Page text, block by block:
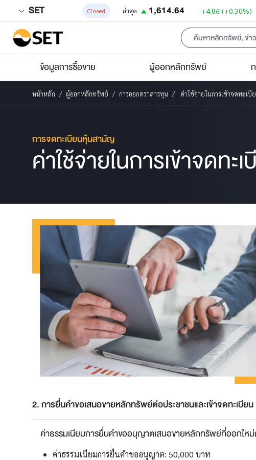
SET Closed ล่าสุด 1,614.64 +4.86 (+0.30%)
ข้อมูลการซื้อขาย ผู้ออกหลักทรัพย์
หน้าหลัก ผู้ออกหลักทรัพย์ การออกตราสารทุน ค่าใช้จ่ายในการเข้าจดทะเ
การจดทะเบียนหุ้นสามัญ
ค่าใช้จ่ายในการเข้าจดทะ
2. การยื่นคำขอเสนอขายหลักทรัพย์ต่อประชาชนและเข้าจดทะเบียน
ค่าธรรมเนียมการยื่นคำขออนุญาตเสนอขายหลักทรัพย์ที่ออกให
ค่าธรรมเนียมการยื่นคำขออนุญาต: 50,000 บาท